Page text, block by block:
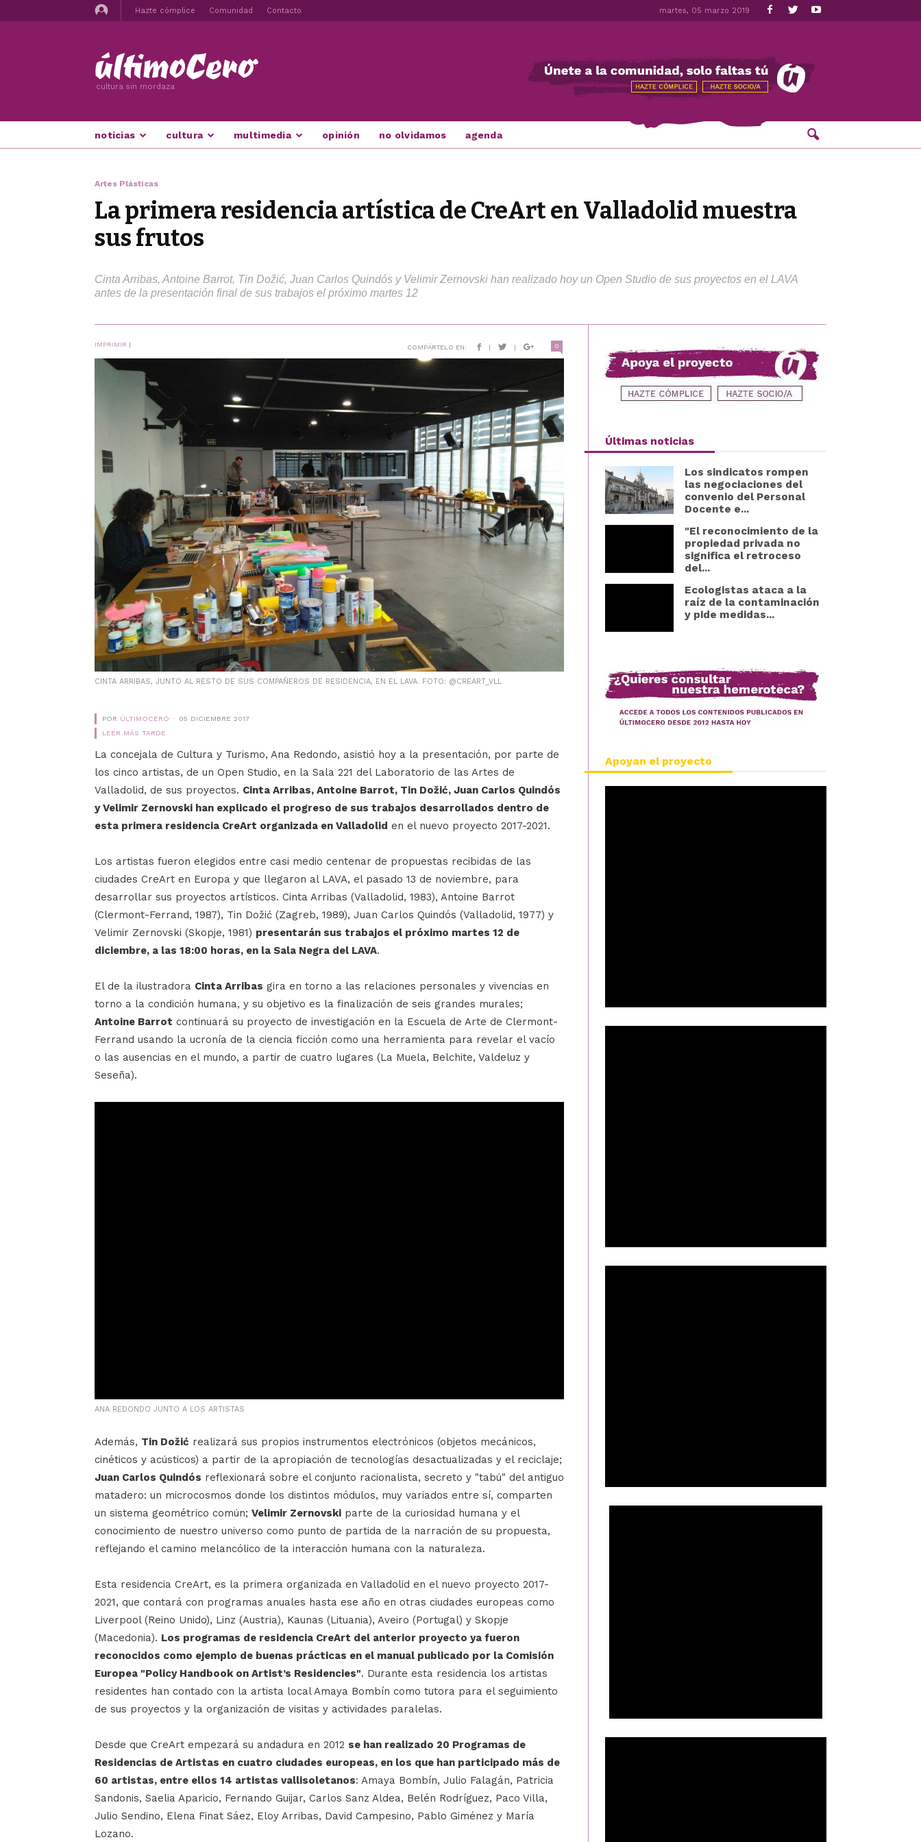
Hazte cómplice Comunidad Contacto martes, 05 marzo 2019
cultura sin mordaza
noticias cultura multimedia opinión no olvidamos agenda
Artes Plásticas
La primera residencia artística de CreArt en Valladolid muestra
sus frutos
Cinta Arribas, Antoine Barrot, Tin Dožić, Juan Carlos Quindós y Velimir Zernovski han realizado hoy un Open Studio de sus proyectos en el LAVA
antes de la presentación final de sus trabajos el próximo martes 12
IMPRIMIR | COMPÁRTELO EN: | | 0
CINTA ARRIBAS, JUNTO AL RESTO DE SUS COMPAÑEROS DE RESIDENCIA, EN EL LAVA. FOTO: @CREART_VLL
POR ÚLTIMOCERO
05 DICIEMBRE 2017
LEER MÁS TARDE
La concejala de Cultura y Turismo, Ana Redondo, asistió hoy a la presentación, por parte de
los cinco artistas, de un Open Studio, en la Sala 221 del Laboratorio de las Artes de
Valladolid, de sus proyectos. Cinta Arribas, Antoine Barrot, Tin Dožić, Juan Carlos Quindós
y Velimir Zernovski han explicado el progreso de sus trabajos desarrollados dentro de
esta primera residencia CreArt organizada en Valladolid en el nuevo proyecto 2017-2021.
Los artistas fueron elegidos entre casi medio centenar de propuestas recibidas de las
ciudades CreArt en Europa y que llegaron al LAVA, el pasado 13 de noviembre, para
desarrollar sus proyectos artísticos. Cinta Arribas (Valladolid, 1983), Antoine Barrot
(Clermont-Ferrand, 1987), Tin Dožić (Zagreb, 1989), Juan Carlos Quindós (Valladolid, 1977) y
Velimir Zernovski (Skopje, 1981) presentarán sus trabajos el próximo martes 12 de
diciembre, a las 18:00 horas, en la Sala Negra del LAVA.
El de la ilustradora Cinta Arribas gira en torno a las relaciones personales y vivencias en
torno a la condición humana, y su objetivo es la finalización de seis grandes murales;
Antoine Barrot continuará su proyecto de investigación en la Escuela de Arte de Clermont-
Ferrand usando la ucronía de la ciencia ficción como una herramienta para revelar el vacío
o las ausencias en el mundo, a partir de cuatro lugares (La Muela, Belchite, Valdeluz y
Seseña).
ANA REDONDO JUNTO A LOS ARTISTAS
Además, Tin Dožić realizará sus propios instrumentos electrónicos (objetos mecánicos,
cinéticos y acústicos) a partir de la apropiación de tecnologías desactualizadas y el reciclaje;
Juan Carlos Quindós reflexionará sobre el conjunto racionalista, secreto y "tabú" del antiguo
matadero: un microcosmos donde los distintos módulos, muy variados entre sí, comparten
un sistema geométrico común; Velimir Zernovski parte de la curiosidad humana y el
conocimiento de nuestro universo como punto de partida de la narración de su propuesta,
reflejando el camino melancólico de la interacción humana con la naturaleza.
Esta residencia CreArt, es la primera organizada en Valladolid en el nuevo proyecto 2017-
2021, que contará con programas anuales hasta ese año en otras ciudades europeas como
Liverpool (Reino Unido), Linz (Austria), Kaunas (Lituania), Aveiro (Portugal) y Skopje
(Macedonia). Los programas de residencia CreArt del anterior proyecto ya fueron
reconocidos como ejemplo de buenas prácticas en el manual publicado por la Comisión
Europea "Policy Handbook on Artist’s Residencies". Durante esta residencia los artistas
residentes han contado con la artista local Amaya Bombín como tutora para el seguimiento
de sus proyectos y la organización de visitas y actividades paralelas.
Desde que CreArt empezará su andadura en 2012 se han realizado 20 Programas de
Residencias de Artistas en cuatro ciudades europeas, en los que han participado más de
60 artistas, entre ellos 14 artistas vallisoletanos: Amaya Bombín, Julio Falagán, Patricia
Sandonis, Saelia Aparicio, Fernando Guijar, Carlos Sanz Aldea, Belén Rodríguez, Paco Villa,
Julio Sendino, Elena Finat Sáez, Eloy Arribas, David Campesino, Pablo Giménez y María
Lozano.
Últimas noticias
Los sindicatos rompen
las negociaciones del
convenio del Personal
Docente e...
"El reconocimiento de la
propiedad privada no
significa el retroceso
del...
Ecologistas ataca a la
raíz de la contaminación
y pide medidas...
Apoyan el proyecto